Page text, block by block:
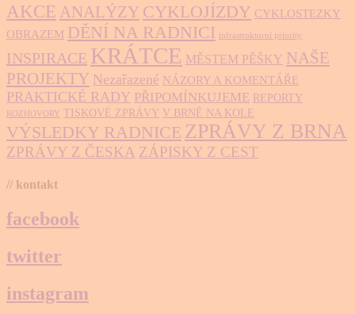
AKCE ANALÝZY CYKLOJÍZDY CYKLOSTEZKY
OBRAZEM DĚNÍ NA RADNICI infrastrukturní priority
INSPIRACE KRÁTCE MĚSTEM PĚŠKY NAŠE
PROJEKTY Nezařazené NÁZORY A KOMENTÁŘE
PRAKTICKÉ RADY PŘIPOMÍNKUJEME REPORTY
ROZHOVORY TISKOVÉ ZPRÁVY V BRNĚ NA KOLE
VÝSLEDKY RADNICE ZPRÁVY Z BRNA
ZPRÁVY Z ČESKA ZÁPISKY Z CEST
// kontakt
facebook
twitter
instagram